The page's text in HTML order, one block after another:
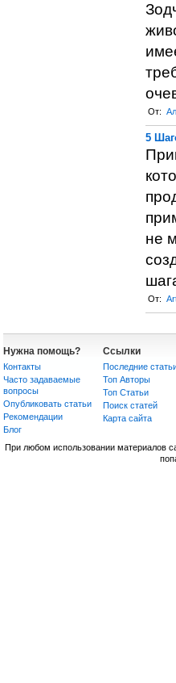
От:
5
не
От:
Нужна помощь?
Контакты
Часто задаваемые
вопросы
Опубликовать статьи
Рекомендации
Блог
Ссылки
Последние
Топ Авторы
Топ Статьи
Поиск статей
Карта сайта
При любом использовании материалов